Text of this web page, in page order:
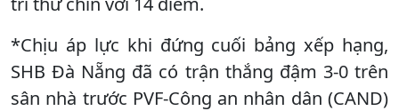
*Chịu áp lực khi đứng cuối bảng xếp hạng,
SHB Đà Nẵng đã có trận thắng đậm 3-0 trên
sân nhà trước PVF-Công an nhân dân (CAND)